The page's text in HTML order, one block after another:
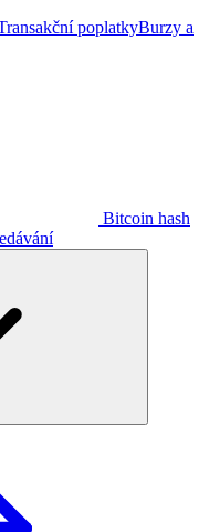
poplatkyBurzy a
Bitcoin hash